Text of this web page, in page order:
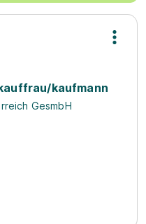
kaufmann
GesmbH